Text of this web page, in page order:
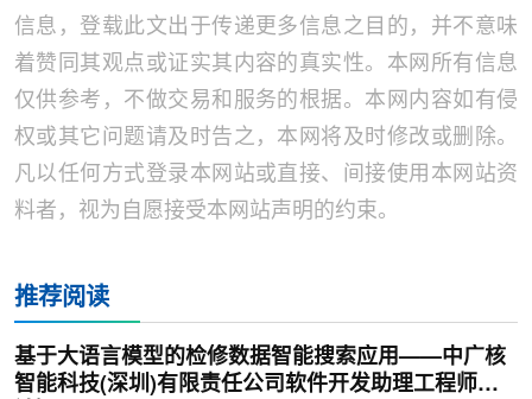
信息，登载此文出于传递更多信息之目的，并不意味
着赞同其观点或证实其内容的真实性。本网所有信息
仅供参考，不做交易和服务的根据。本网内容如有侵
权或其它问题请及时告之，本网将及时修改或删除。
凡以任何方式登录本网站或直接、间接使用本网站资
料者，视为自愿接受本网站声明的约束。
推荐阅读
基于大语言模型的检修数据智能搜索应用——中广核
智能科技(深圳)有限责任公司软件开发助理工程师廖